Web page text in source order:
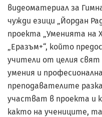
видеоматериал за
чужди езици „Йордан
проекта „Уменията на
„Еразъм+“, който
учители от целия
умения и
преподавателите
участват в проекта и
както на учениците,